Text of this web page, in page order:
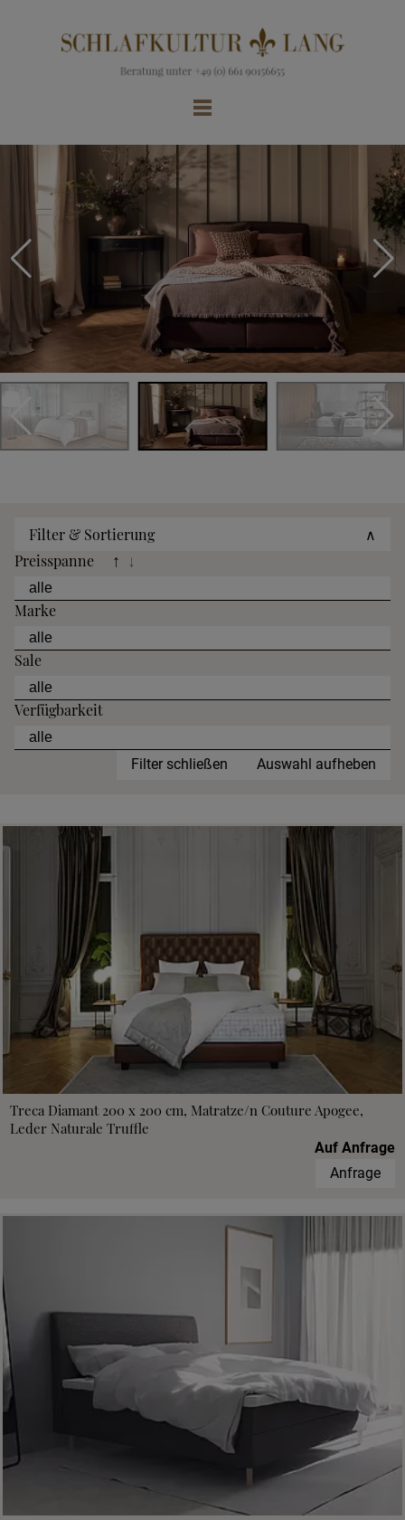
Filter & Sortierung
∧
Preisspanne
↑ ↓
Marke
Sale
Verfügbarkeit
Filter schließen Auswahl aufheben
Treca Diamant 200 x 200 cm, Matratze/n Couture Apogee,
Leder Naturale Truffle
Auf Anfrage
Anfrage